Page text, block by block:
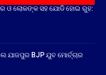
ଓ ଲୋକଙ୍କ ସହ ଯୋଡି ହୋଇ ରୁହ:
ଯାଜପୁର BJP ଯୁବ ମୋର୍ଚ୍ଚାର